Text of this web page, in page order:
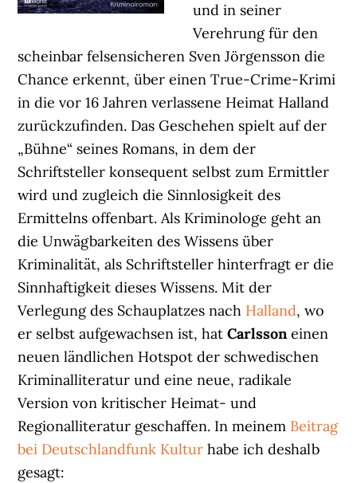
und in seiner
Verehrung für den
scheinbar felsensicheren Sven Jörgensson die
Chance erkennt, über einen True-Crime-Krimi
in die vor 16 Jahren verlassene Heimat Halland
zurückzufinden. Das Geschehen spielt auf der
„Bühne“ seines Romans, in dem der
Schriftsteller konsequent selbst zum Ermittler
wird und zugleich die Sinnlosigkeit des
Ermittelns offenbart. Als Kriminologe geht an
die Unwägbarkeiten des Wissens über
Kriminalität, als Schriftsteller hinterfragt er die
Sinnhaftigkeit dieses Wissens. Mit der
Verlegung des Schauplatzes nach Halland, wo
er selbst aufgewachsen ist, hatCarlssoneinen
neuen ländlichen Hotspot der schwedischen
Kriminalliteratur und eine neue, radikale
Version von kritischer Heimat- und
Regionalliteratur geschaffen. In meinem Beitrag
bei Deutschlandfunk Kultur habe ich deshalb
gesagt: